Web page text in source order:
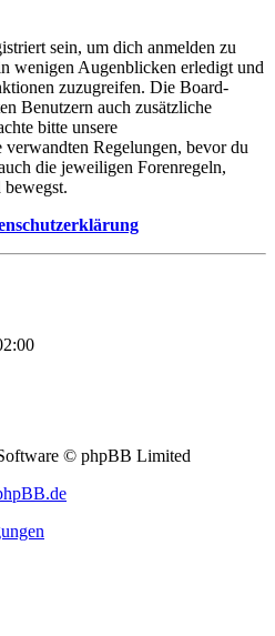
sein, um dich anmelden zu
wenigen Augenblicken erledigt und
zuzugreifen. Die Board-
Benutzern auch zusätzliche
bitte unsere
Regelungen, bevor du
die jeweiligen Forenregeln,
© phpBB Limited